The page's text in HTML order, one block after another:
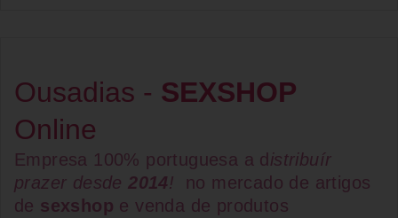
Ousadias - SEXSHOP
Online
Empresa 100% portuguesa a d istribuír
prazer desde2014!
no mercado de artigos
de sexshop e venda de produtos